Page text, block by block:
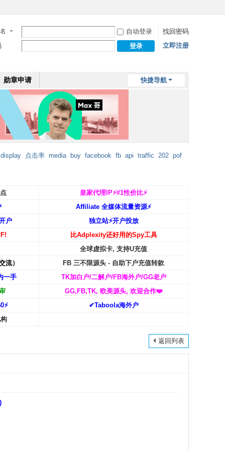
自动登录
找回密码
登录 立即注册
快捷导航
勋章申请
display 点击率 media buy facebook fb api traffic 202 pof
皇家代理IP⚡️#1性价比⚡️
Affiliate 全媒体流量资源⚡️
户
独立站⚡️开户投放
比Adplexity还好用的Spy工具
全球虚拟卡, 支持U充值
流）
FB 三不限源头 - 自助下户充值转款
一手
TK加白户/二解户/FB海外户/GG老户
GG,FB,TK, 欧美源头, 欢迎合作❤️
✔Taboola海外户
返回列表